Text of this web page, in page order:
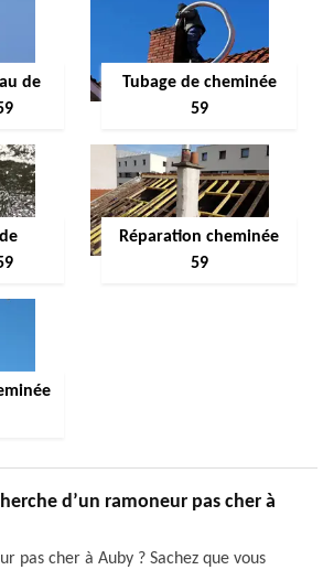
de
Tubage de cheminée
59
Réparation cheminée
59
d’un ramoneur pas cher à
pas cher à Auby ? Sachez que vous